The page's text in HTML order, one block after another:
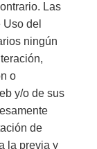
Las
del
ningún
o
y/o de sus
de
la previa y